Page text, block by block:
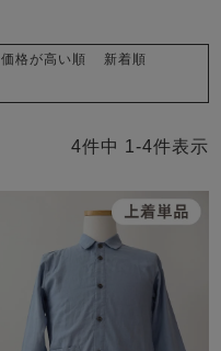
価格が高い順
新着順
4件中 1 -4件表示